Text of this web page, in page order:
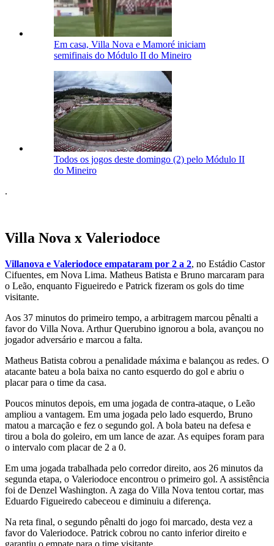
Em casa, Villa Nova e Mamoré iniciam
semifinais do Módulo II do Mineiro
Todos os jogos deste domingo (2) pelo Módulo II
do Mineiro
.
Villa Nova x Valeriodoce
Villanova e Valeriodoce empataram por 2 a 2, no Estádio Castor
Cifuentes, em Nova Lima. Matheus Batista e Bruno marcaram para
o Leão, enquanto Figueiredo e Patrick fizeram os gols do time
visitante.
Aos 37 minutos do primeiro tempo, a arbitragem marcou pênalti a
favor do Villa Nova. Arthur Querubino ignorou a bola, avançou no
jogador adversário e marcou a falta.
Matheus Batista cobrou a penalidade máxima e balançou as redes. O
atacante bateu a bola baixa no canto esquerdo do gol e abriu o
placar para o time da casa.
Poucos minutos depois, em uma jogada de contra-ataque, o Leão
ampliou a vantagem. Em uma jogada pelo lado esquerdo, Bruno
matou a marcação e fez o segundo gol. A bola bateu na defesa e
tirou a bola do goleiro, em um lance de azar. As equipes foram para
o intervalo com placar de 2 a 0.
Em uma jogada trabalhada pelo corredor direito, aos 26 minutos da
segunda etapa, o Valeriodoce encontrou o primeiro gol. A assistência
foi de Denzel Washington. A zaga do Villa Nova tentou cortar, mas
Eduardo Figueiredo cabeceou e diminuiu a diferença.
Na reta final, o segundo pênalti do jogo foi marcado, desta vez a
favor do Valeriodoce. Patrick cobrou no canto inferior direito e
garantiu o empate para o time visitante.